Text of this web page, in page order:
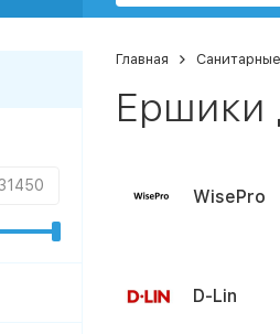
Главная
Ершики
WisePro
D-Lin